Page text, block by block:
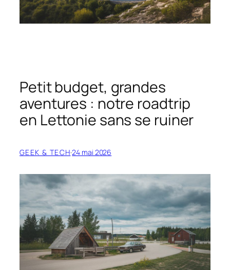
Petit budget, grandes
aventures : notre roadtrip
en Lettonie sans se ruiner
GEEK & TECH·24 mai 2026